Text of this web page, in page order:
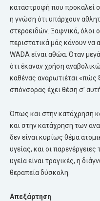
καταστροφή που προκαλεί
η γνώση ότι υπάρχουν
στεροειδών. Ξαφνικά, όλοι
περιστατικά μάς κάνουν να
WADA είναι αθώα. Όταν
ότι έκαναν χρήση
καθένας αναρωτιέται «πώς
σπόνσορας έχει θέση σ’
Όπως και στην κατάχρηση
και στην κατάχρηση των
δεν είναι κυρίως θέμα
υγείας, και οι
υγεία είναι τραγικές, η
θεραπεία δύσκολη.
Απεξάρτηση